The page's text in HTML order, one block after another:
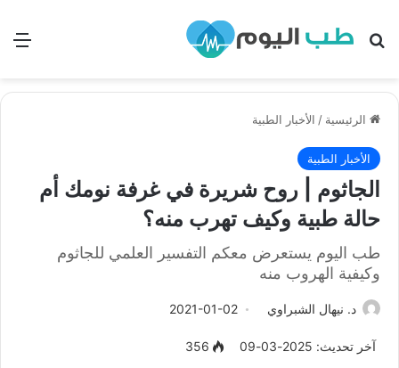
بحث
الرئيسية / الأخبار الطبية
الأخبار الطبية
الجاثوم | روح شريرة في غرفة نومك أم
حالة طبية وكيف تهرب منه؟
طب اليوم يستعرض معكم التفسير العلمي للجاثوم
وكيفية الهروب منه
د. نيهال الشبراوي 2021-01-02
آخر تحديث: 2025-03-09 356